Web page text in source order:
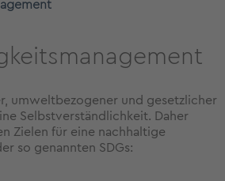
umweltbezogener und gesetzlicher
Selbstverständlichkeit. Daher
Zielen für eine nachhaltige
so genannten SDGs: